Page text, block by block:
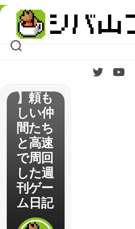
Skip
content
【Drag
on
Marke
Death
】頼も
しい仲
間たち
と高速
で周回
した週
刊ゲー
ム日記